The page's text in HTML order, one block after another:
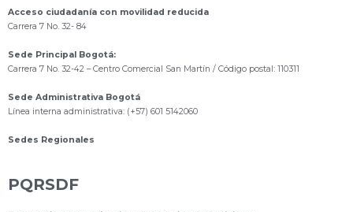
Acceso ciudadanía con movilidad reducida
Carrera 7 No. 32- 84
Sede Principal Bogotá:
Carrera 7 No. 32-42 – Centro Comercial San Martín / Código postal: 110311
Sede Administrativa Bogotá
Línea interna administrativa: (+57) 601 5142060
Sedes Regionales
PQRSDF